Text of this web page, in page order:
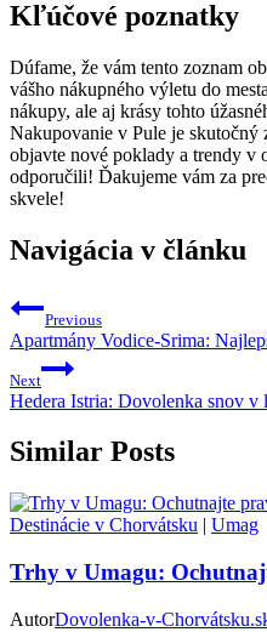
Kľúčové poznatky
Dúfame, že vám tento zoznam
vášho nákupného výletu do
nákupy, ale aj krásy tohto
Nakupovanie v Pule je skutočný
objavte nové poklady a trendy v
odporučili! Ďakujeme vám za
skvele!
Navigácia v článku
Previous
Apartmány Vodice-Srima:
Next
Hedera Istria: Dovolenka snov v
Similar Posts
Destinácie v Chorvátsku | Umag
Trhy v Umagu:
AutorDovolenka-v-